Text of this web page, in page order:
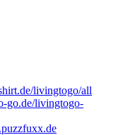
livingtogo/all
go.de/livingtogo-